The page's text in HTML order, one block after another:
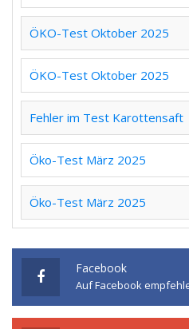
ÖKO-Test Oktober 2025
ÖKO-Test Oktober 2025
Fehler im Test Karottensaft
Öko-Test März 2025
Öko-Test März 2025
Facebook
Auf Facebook